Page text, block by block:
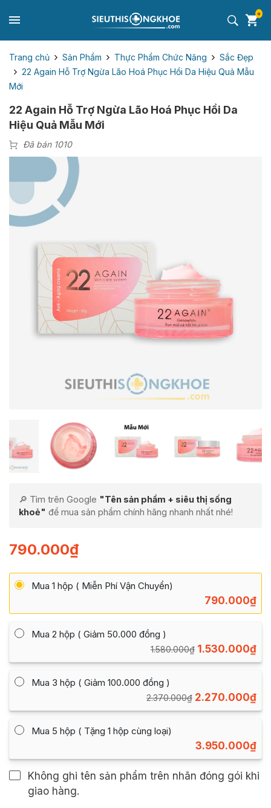
0
Trang chủ Sản Phẩm Thực Phẩm Chức Năng
Sắc Đẹp
22 Again Hỗ Trợ Ngừa Lão Hoá Phục Hồi Da Hiệu Quả Mẫu
Mới
22 Again Hỗ Trợ Ngừa Lão Hoá Phục Hồi Da
Hiệu Quả Mẫu Mới
Đã bán 1010
🔎 Tìm trên Google "Tên sản phẩm + siêu thị sống
khoẻ" để mua sản phẩm chính hãng nhanh nhất nhé!
790.000₫
Mua 1 hộp ( Miễn Phí Vận Chuyển)
790.000₫
Mua 2 hộp ( Giảm 50.000 đồng )
1.580.000₫ 1.530.000₫
Mua 3 hộp ( Giảm 100.000 đồng )
2.370.000₫ 2.270.000₫
Mua 5 hộp ( Tặng 1 hộp cùng loại)
3.950.000₫
Không ghi tên sản phẩm trên nhãn đóng gói khi
giao hàng.